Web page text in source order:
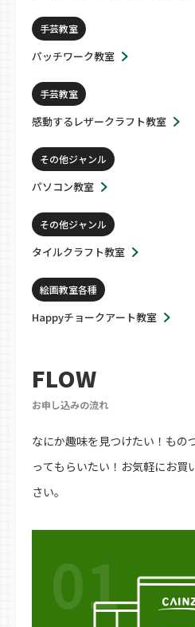
手芸教室
パッチワーク教室
手芸教室
感動するレザークラフト教室
その他ジャンル
パソコン教室
その他ジャンル
タイルクラフト教室
絵画教室各種
Happyチョークアート教室
FLOW
お申し込みの流れ
なにか趣味を見つけたい！もの
ってもらいたい！お気軽にお買
さい。
01